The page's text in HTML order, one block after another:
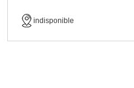
indisponible